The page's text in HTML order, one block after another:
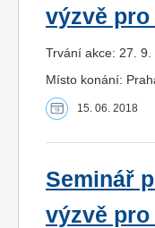
výzvě pro
Trvání akce: 27. 9.
Místo konání:
15. 06. 2018
Seminář
výzvě pro